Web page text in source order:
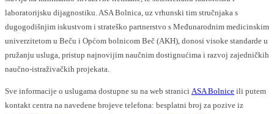
laboratorijsku dijagnostiku. ASA Bolnica, uz vrhunski tim stručnjaka s
dugogodišnjim iskustvom i strateško partnerstvo s Međunarodnim medicinskim
univerzitetom u Beču i Općom bolnicom Beč (AKH), donosi visoke standarde u
pružanju usluga, pristup najnovijim naučnim dostignućima i razvoj zajedničkih
naučno-istraživačkih projekata.
Sve informacije o uslugama dostupne su na web stranici ASA Bolnice ili putem
kontakt centra na navedene brojeve telefona: besplatni broj za pozive iz